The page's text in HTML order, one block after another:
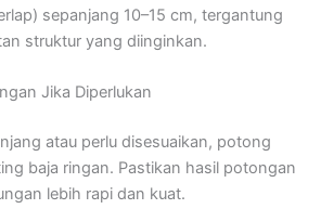
sepanjang 10–15 cm, tergantung
struktur yang diinginkan.
Jika Diperlukan
atau perlu disesuaikan, potong
baja ringan. Pastikan hasil potongan
lebih rapi dan kuat.